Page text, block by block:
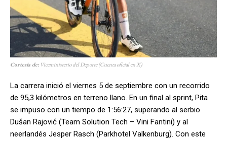
Cortesía de: Viceministerio del Deporte(Cuenta oficial en X)
La carrera inició el viernes 5 de septiembre con un recorrido
de 95,3 kilómetros en terreno llano. En un final al sprint, Pita
se impuso con un tiempo de 1:56:27, superando al serbio
Dušan Rajović (Team Solution Tech – Vini Fantini) y al
neerlandés Jesper Rasch (Parkhotel Valkenburg). Con este